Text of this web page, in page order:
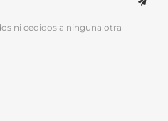
ni cedidos a ninguna otra